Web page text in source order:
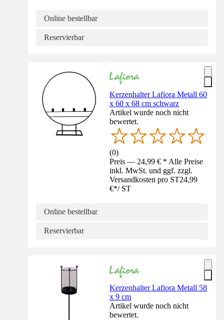
Online bestellbar
Reservierbar
Kerzenhalter Lafiora Metall 60
x 60 x 68 cm schwarz
Artikel wurde noch nicht
bewertet.
(0)
Preis — 24,99 € * Alle Preise
inkl. MwSt. und ggf. zzgl.
Versandkosten pro ST24,99
€*/ ST
Online bestellbar
Reservierbar
Kerzenhalter Lafiora Metall 58
x 9 cm
Artikel wurde noch nicht
bewertet.